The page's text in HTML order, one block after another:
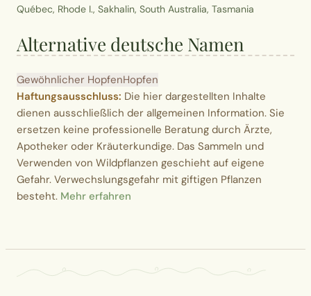
Québec, Rhode I., Sakhalin, South Australia, Tasmania
Alternative deutsche Namen
Gewöhnlicher HopfenHopfen
Haftungsausschluss: Die hier dargestellten Inhalte
dienen ausschließlich der allgemeinen Information. Sie
ersetzen keine professionelle Beratung durch Ärzte,
Apotheker oder Kräuterkundige. Das Sammeln und
Verwenden von Wildpflanzen geschieht auf eigene
Gefahr. Verwechslungsgefahr mit giftigen Pflanzen
besteht. Mehr erfahren